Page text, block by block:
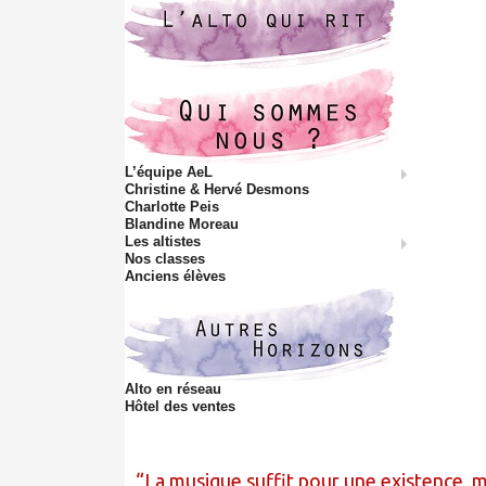
L’équipe AeL
Christine & Hervé Desmons
Charlotte Peis
Blandine Moreau
Les altistes
Nos classes
Anciens élèves
Alto en réseau
Hôtel des ventes
La musique suffit pour une existence,